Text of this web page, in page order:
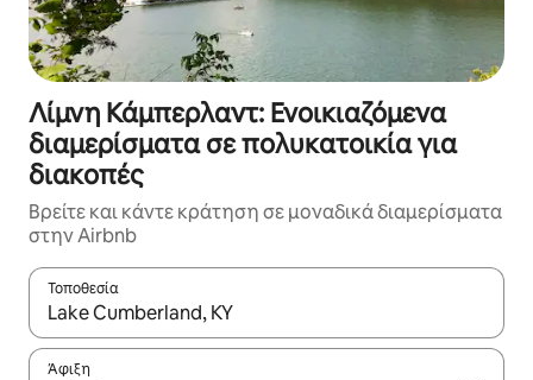
Λίμνη Κάμπερλαντ: Ενοικιαζόμενα
διαμερίσματα σε πολυκατοικία για
διακοπές
Βρείτε και κάντε κράτηση σε μοναδικά διαμερίσματα
στην Airbnb
Τοποθεσία
Όταν τα αποτελέσματα είναι διαθέσιμα, μπορείτε να
Άφιξη